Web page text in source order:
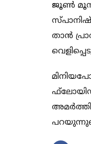
ജൂണ്‍
സ്പാനിഷ്
താന്‍